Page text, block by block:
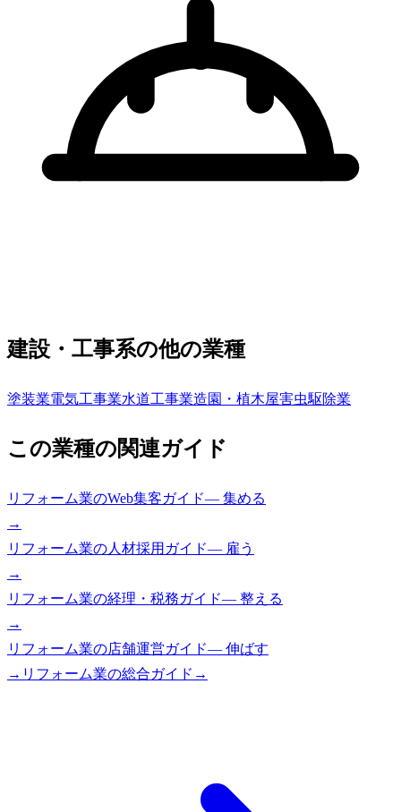
建設・工事系の他の業種
塗装業電気工事業水道工事業造園・植木屋害虫駆除業
この業種の関連ガイド
リフォーム業のWeb集客ガイド— 集める
→
リフォーム業の人材採用ガイド— 雇う
→
リフォーム業の経理・税務ガイド— 整える
→
リフォーム業の店舗運営ガイド— 伸ばす
→ リフォーム業の総合ガイド →